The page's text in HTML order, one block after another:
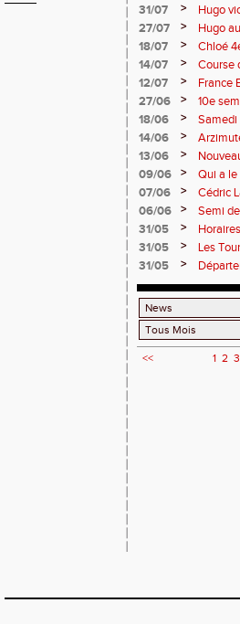
31/07
>
Hugo
27/07
>
Hugo
18/07
>
Chloé
14/07
>
Course
12/07
>
France
27/06
>
10e
18/06
>
14/06
>
13/06
>
09/06
>
Qui a le
07/06
>
Cédric
06/06 >
Semi
31/05
>
31/05
>
Les
31/05
>
<< 1 2 3